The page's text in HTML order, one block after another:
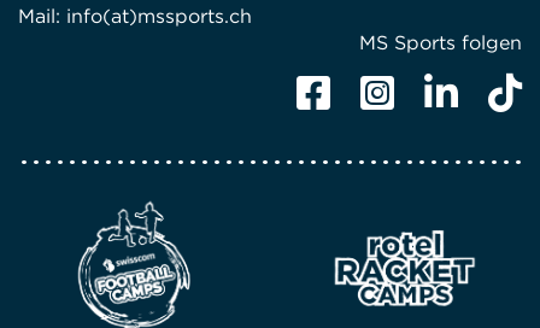
Mail: info(at)mssports.ch
MS Sports folgen